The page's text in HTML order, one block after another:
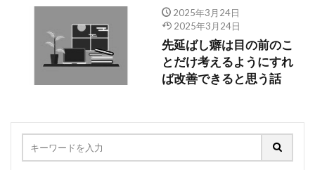
2025年3月24日
2025年3月24日
先延ばし癖は目の前のこ
とだけ考えるようにすれ
ば改善できると思う話